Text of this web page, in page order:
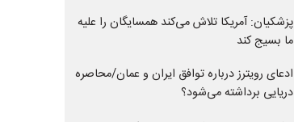
پزشکیان: آمریکا تلاش می‌کند همسایگان را علیه
ما بسیج کند
ادعای رویترز درباره توافق ایران و عمان/محاصره
دریایی برداشته می‌شود؟